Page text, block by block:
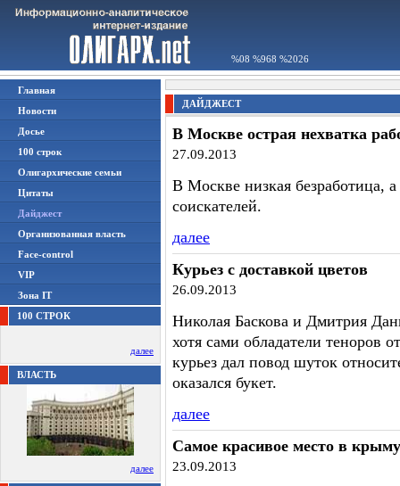
%08 %968 %2026
Главная
Новости
Досье
100 строк
Олигархические семьи
Цитаты
Дайджест
Организованная власть
Face-control
VIP
Зона IT
100 СТРОК
далее
ВЛАСТЬ
далее
ДАЙДЖЕСТ
В Москве острая нехватка
27.09.2013
В Москве низкая безработица,
соискателей.
далее
Курьез с доставкой цветов
26.09.2013
Николая Баскова и Дмитрия
хотя сами обладатели теноров
курьез дал повод шуток
оказался букет.
далее
Самое красивое место в
23.09.2013